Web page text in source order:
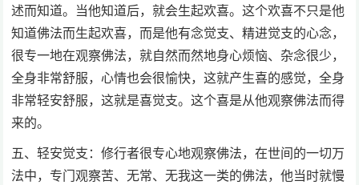
述而知道。当他知道后，就会生起欢喜。这个欢喜不只是他
知道佛法而生起欢喜，而是他有念觉支、精进觉支的心念，
很专一地在观察佛法，就自然而然地身心烦恼、杂念很少，
全身非常舒服，心情也会很愉快，这就产生喜的感觉，全身
非常轻安舒服，这就是喜觉支。这个喜是从他观察佛法而得
来的。
五、轻安觉支：修行者很专心地观察佛法，在世间的一切万
法中，专门观察苦、无常、无我这一类的佛法，他当时就慢